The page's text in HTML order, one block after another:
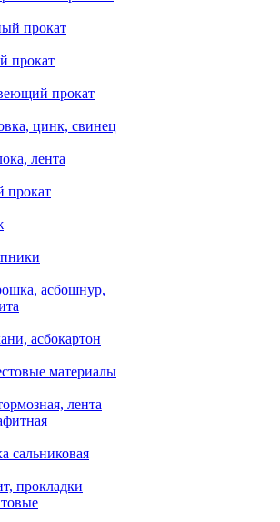
прокат
прокат
прокат
цинк, свинец
лента
прокат
асбошнур,
асбокартон
материалы
лента
сальниковая
прокладки